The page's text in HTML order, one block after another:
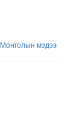
Moнголын мэдээ